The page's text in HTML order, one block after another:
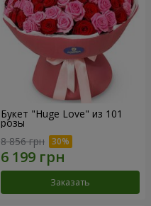
Букет "Huge Love" из 101
розы
8 856 грн
Заказать